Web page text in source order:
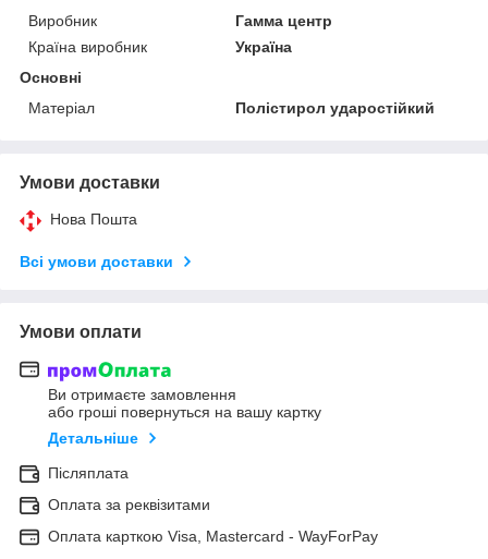
Виробник
Гамма центр
Країна виробник
Україна
Основні
Матеріал
Полістирол ударостійкий
Умови доставки
Нова Пошта
Всі умови доставки
Умови оплати
Ви отримаєте замовлення
або гроші повернуться на вашу картку
Детальніше
Післяплата
Оплата за реквізитами
Оплата карткою Visa, Mastercard - WayForPay